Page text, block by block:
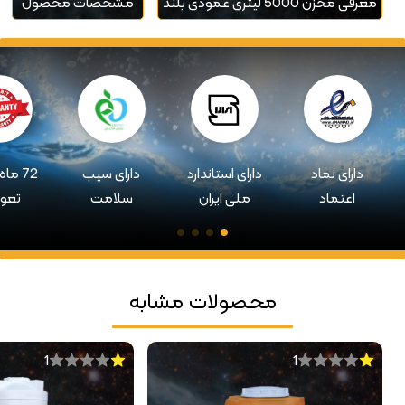
دارای نماد
اعتماد
دارای استاندارد
ملی ایران
دارای سیب
سلامت
72
محصولات مشابه
1
1